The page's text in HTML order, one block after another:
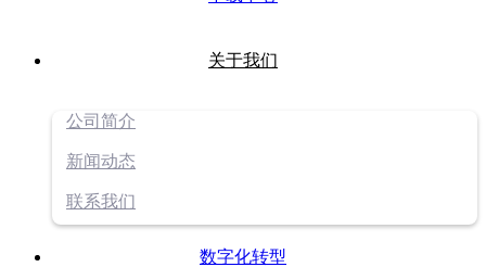
关于我们
公司简介
新闻动态
联系我们
数字化转型